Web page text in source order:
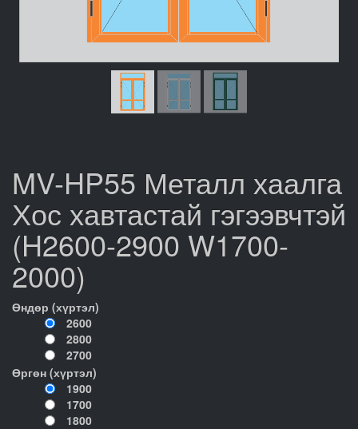
MV-HP55 Металл хаалга
Хос хавтастай гэгээвчтэй
(H2600-2900 W1700-
2000)
Өндөр (хүртэл)
2600
2800
2700
Өргөн (хүртэл)
1900
1700
1800